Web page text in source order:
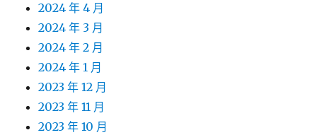
2024 年 4 月
2024 年 3 月
2024 年 2 月
2024 年 1 月
2023 年 12 月
2023 年 11 月
2023 年 10 月